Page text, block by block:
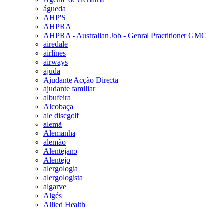
águeda
AHP'S
AHPRA
AHPRA - Australian Job - Genral Practitioner GMC
airedale
airlines
airways
ajuda
Ajudante Acção Directa
ajudante familiar
albufeira
Alcobaça
ale discgolf
alemã
Alemanha
alemão
Alentejano
Alentejo
alergologia
alergologista
algarve
Algés
Allied Health